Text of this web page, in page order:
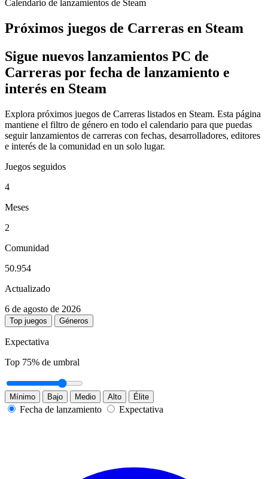
Calendario de lanzamientos de Steam
Próximos juegos de Carreras en Steam
Sigue nuevos lanzamientos PC de
Carreras por fecha de lanzamiento e
interés en Steam
Explora próximos juegos de Carreras listados en Steam. Esta página
mantiene el filtro de género en todo el calendario para que puedas
seguir lanzamientos de carreras con fechas, desarrolladores, editores
e interés de la comunidad en un solo lugar.
Juegos seguidos
4
Meses
2
Comunidad
50.954
Actualizado
6 de agosto de 2026
Top juegos Géneros
Expectativa
Top 75% de umbral
Mínimo Bajo Medio Alto Élite
Fecha de lanzamiento Expectativa